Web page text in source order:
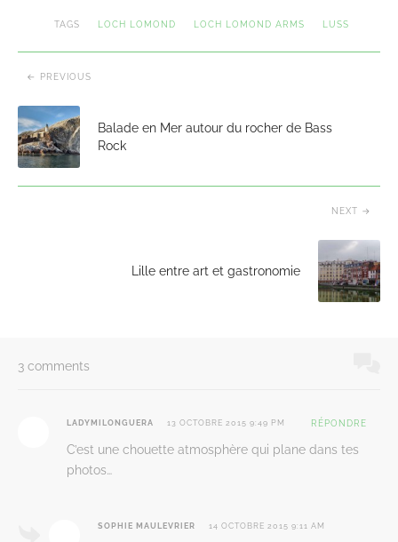
TAGS LOCH LOMOND LOCH LOMOND ARMS LUSS
PREVIOUS
Balade en Mer autour du rocher de Bass
Rock
NEXT
Lille entre art et gastronomie
3 comments
LADYMILONGUERA 13 OCTOBRE 2015 9:49 PM RÉPONDRE
C’est une chouette atmosphère qui plane dans tes
photos…
SOPHIE MAULEVRIER 14 OCTOBRE 2015 9:11 AM